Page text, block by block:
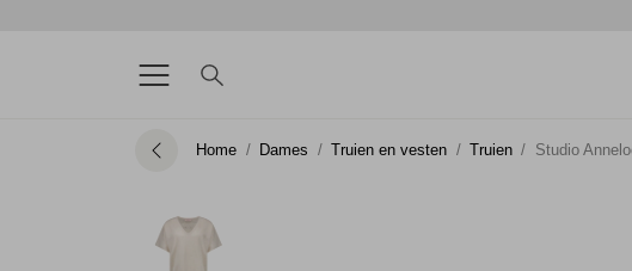
Home Dames Truien en vesten Truien Studio